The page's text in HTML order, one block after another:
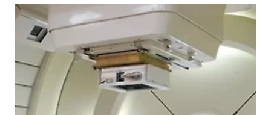
↓ ↓ ↓ ↓ ↓ ↓ 회전교차로에서는 "회전차량"이 우선입니다. 많은 차량이
서로 왕래하는 교차로에서 회전교차로가 많이 설치되어 있는 것을 자주 봅니
다.그러나 나름 운전을 많이 했다고 하는 사람도 이 회전교차로를 만나면 갑자
기 주눅이 듭니다.그 주눅듬이 원인이 되어 의도치 않게 사고로 이어지는 경우
도 종종 있습니다.이를 위해 정부..